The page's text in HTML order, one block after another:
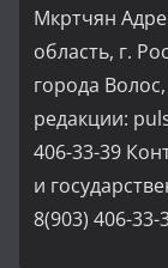
Мкртчян
область, г.
города
редакции:
406-33-39
и
8(903) 406-33-